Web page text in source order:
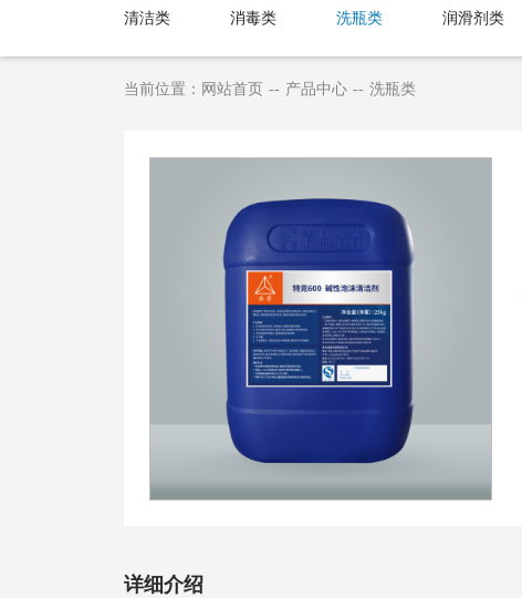
清洁类 消毒类 洗瓶类 润滑剂类
当前位置： 网站首页 -- 产品中心 -- 洗瓶类
详细介绍